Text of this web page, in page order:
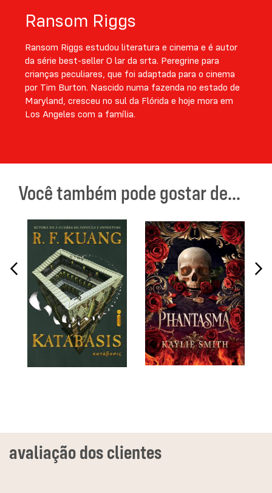
Ransom Riggs
Ransom Riggs estudou literatura e cinema e é autor
da série best-seller O lar da srta. Peregrine para
crianças peculiares, que foi adaptada para o cinema
por Tim Burton. Nascido numa fazenda no estado de
Maryland, cresceu no sul da Flórida e hoje mora em
Los Angeles com a família.
Você também pode gostar de...